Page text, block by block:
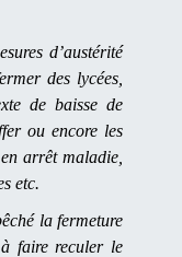
d’austérité
des lycées,
de baisse de
ou encore les
arrêt maladie,
etc.
la fermeture
faire reculer le